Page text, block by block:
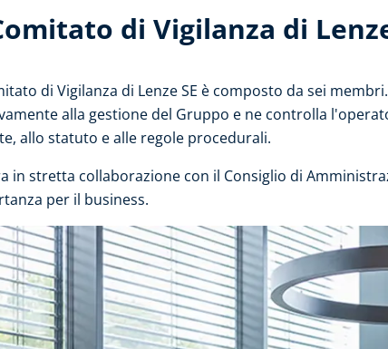
di Vigilanza di
di Vigilanza di Lenze SE è composto da sei
alla gestione del Gruppo e ne controlla
allo statuto e alle regole procedurali.
in stretta collaborazione con il Consiglio di
per il business.